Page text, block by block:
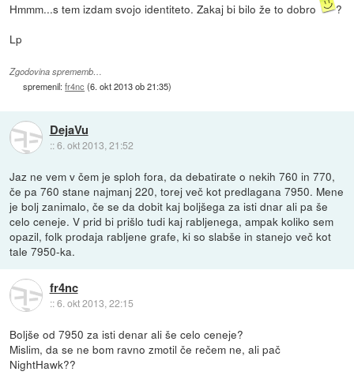
Hmmm...s tem izdam svojo identiteto. Zakaj bi bilo že to dobro
?
Lp
Zgodovina sprememb…
spremenil:fr4nc (6. okt 2013 ob 21:35)
DejaVu
::6. okt 2013, 21:52
Jaz ne vem v čem je sploh fora, da debatirate o nekih 760 in 770,
če pa 760 stane najmanj 220, torej več kot predlagana 7950. Mene
je bolj zanimalo, če se da dobit kaj boljšega za isti dnar ali pa še
celo ceneje. V prid bi prišlo tudi kaj rabljenega, ampak koliko sem
opazil, folk prodaja rabljene grafe, ki so slabše in stanejo več kot
tale 7950-ka.
fr4nc
::6. okt 2013, 22:15
Boljše od 7950 za isti denar ali še celo ceneje?
Mislim, da se ne bom ravno zmotil če rečem ne, ali pač
NightHawk??